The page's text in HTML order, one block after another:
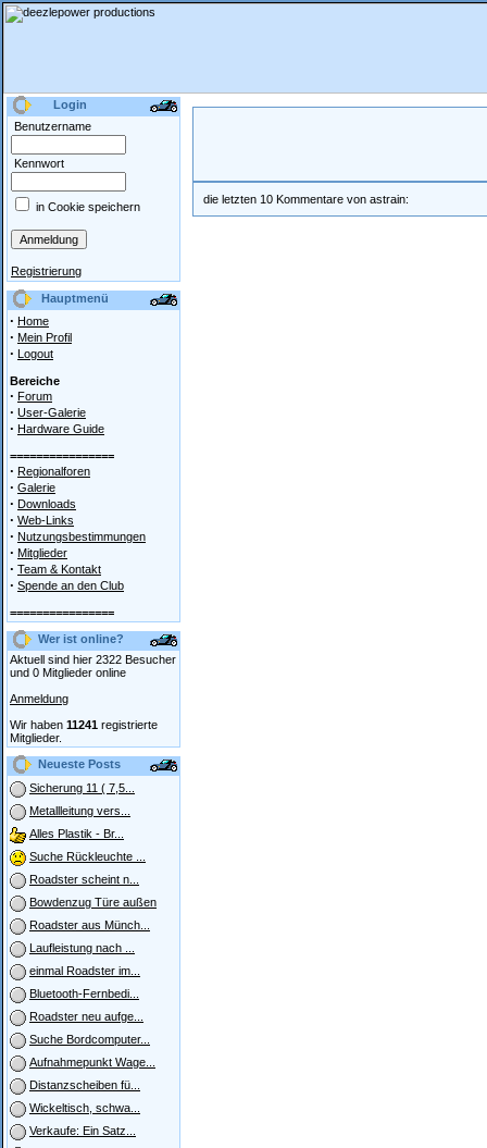
Login
Benutzername
Kennwort
in Cookie speichern
Registrierung
Hauptmenü
· Home
· Mein Profil
· Logout
Bereiche
· Forum
· User-Galerie
· Hardware Guide
================
· Regionalforen
· Galerie
· Downloads
· Web-Links
· Nutzungsbestimmungen
· Mitglieder
· Team & Kontakt
· Spende an den Club
================
Wer ist online?
Aktuell sind hier 2322 Besucher
und 0 Mitglieder online
Anmeldung
Wir haben 11241 registrierte
Mitglieder.
Neueste Posts
Sicherung 11 ( 7,5...
Metallleitung vers...
Alles Plastik - Br...
Suche Rückleuchte ...
Roadster scheint n...
Bowdenzug Türe außen
Roadster aus Münch...
Laufleistung nach ...
einmal Roadster im...
Bluetooth-Fernbedi...
Roadster neu aufge...
Suche Bordcomputer...
Aufnahmepunkt Wage...
Distanzscheiben fü...
Wickeltisch, schwa...
Verkaufe: Ein Satz...
die letzten 10 Kommentare von astrain: